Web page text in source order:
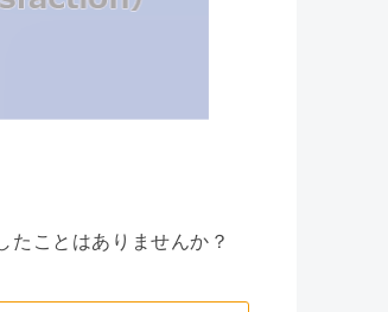
たことはありませんか？